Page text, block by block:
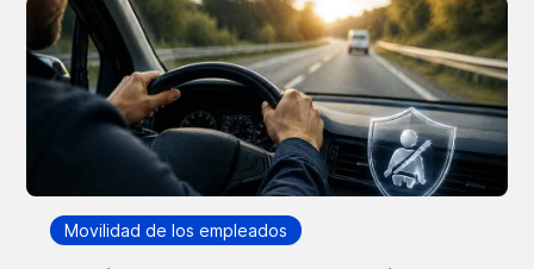
Movilidad de los empleados